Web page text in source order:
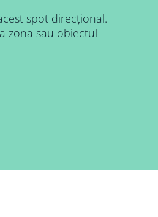
spot direcțional.
zona sau obiectul